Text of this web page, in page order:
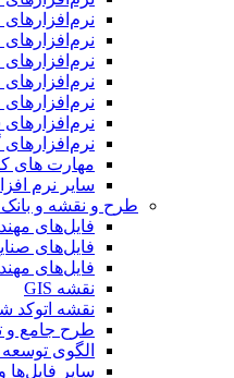
نرم‌افزارهای
نرم‌افزارهای
نرم‌افزارهای
نرم‌افزارهای
نرم‌افزارهای
نرم‌افزارهای
نرم‌افزارهای
مهارت های
سایر نرم افزارها
طرح و نقشه و بانک داده
فایل‌های مهندسی
فایل‌های صنایع
فایل‌های
نقشه GIS
نقشه اتوکد شهری
طرح جامع و
الگوی توسعه شهر
سایر فایل‌ها و